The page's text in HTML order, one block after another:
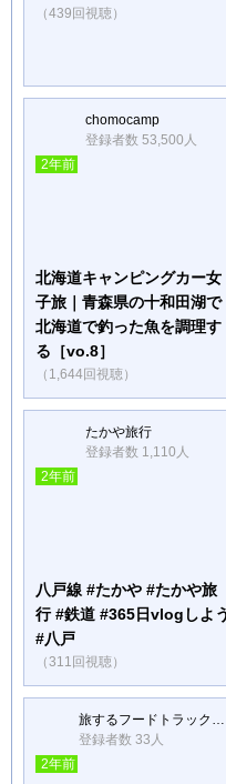
（439回視聴）
chomocamp
登録者数 53,500人
2年前
北海道キャンピングカー女
子旅｜青森県の十和田湖で
北海道で釣った魚を調理す
る［vo.8］
（1,644回視聴）
たかや旅行
登録者数 1,110人
2年前
八戸線 #たかや #たかや旅
行 #鉄道 #365日vlogしよう
#八戸
（311回視聴）
旅するフードトラックUMAMI
登録者数 33人
2年前